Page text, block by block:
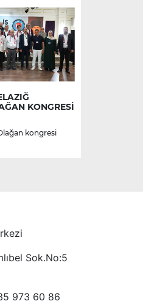
KONGRESİ
kongresi
Sok.No:5
973 60 86